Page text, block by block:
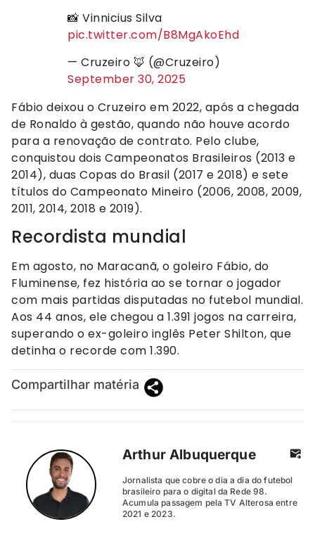
📸 Vinnicius Silva
pic.twitter.com/B8MgAkoEhd
— Cruzeiro 🦊 (@Cruzeiro)
September 30, 2025
Fábio deixou o Cruzeiro em 2022, após a chegada
de Ronaldo à gestão, quando não houve acordo
para a renovação de contrato. Pelo clube,
conquistou dois Campeonatos Brasileiros (2013 e
2014), duas Copas do Brasil (2017 e 2018) e sete
títulos do Campeonato Mineiro (2006, 2008, 2009,
2011, 2014, 2018 e 2019).
Recordista mundial
Em agosto, no Maracanã, o goleiro Fábio, do
Fluminense, fez história ao se tornar o jogador
com mais partidas disputadas no futebol mundial.
Aos 44 anos, ele chegou a 1.391 jogos na carreira,
superando o ex-goleiro inglês Peter Shilton, que
detinha o recorde com 1.390.
Compartilhar matéria
Arthur Albuquerque
Jornalista que cobre o dia a dia do futebol
brasileiro para o digital da Rede 98.
Acumula passagem pela TV Alterosa entre
2021 e 2023.